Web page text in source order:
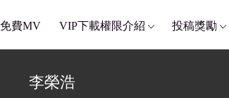
免費MV VIP下載權限介紹 投稿獎勵
李榮浩